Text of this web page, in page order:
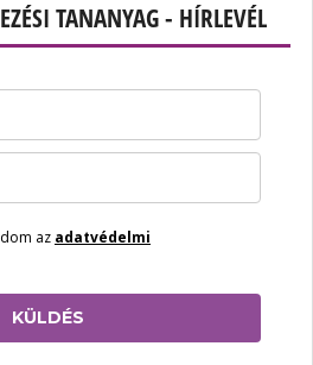
TANANYAG - HÍRLEVÉL
az adatvédelmi
KÜLDÉS